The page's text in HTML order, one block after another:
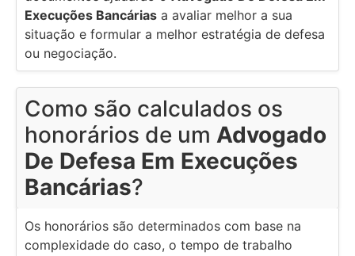
Execuções Bancárias a avaliar melhor a sua
situação e formular a melhor estratégia de defesa
ou negociação.
Como são calculados os
honorários de um Advogado
De Defesa Em Execuções
Bancárias?
Os honorários são determinados com base na
complexidade do caso, o tempo de trabalho